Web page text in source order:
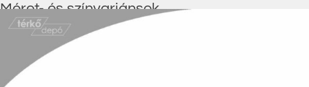
Méret- és színvariánsok